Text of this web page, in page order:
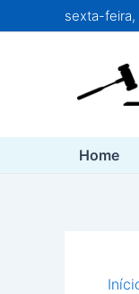
para
sexta-
Home